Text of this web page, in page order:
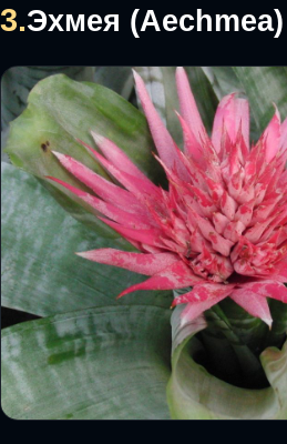
3.Эхмея (Aechmea)